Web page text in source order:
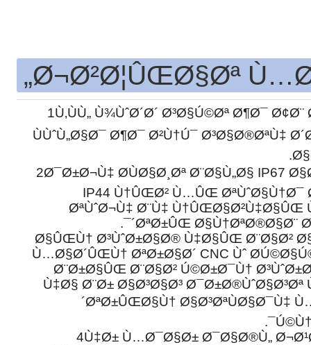
Ø¬Ø²Ø¦ÛŒØ§Øª
1Ù‚ÙÙ„ Ù¾ÙˆØ´Ø´ Ø³Ø§Ú©Øª Ø¶Ø¯ Ø¢Ø¨
ÙÙˆÙ„Ø§Ø¯ Ø¶Ø¯ Ø²Ù†Ú¯ Ø³Ø§Ø®ØªÙ‡
2Ø¯Ø±Ø¬Ù‡ Ø­ÙØ§Ø¸Øª Ø¨Ø§Ù„Ø§ IP67
IP44 Ù†ÛŒØ² Ù…ÛŒ ØªÙˆØ§Ù†Ø¯
ØªÙˆØ¬Ù‡ Ø¨Ù‡
´ØªØ±ÛŒ Ø§Ù†ØªØ®Ø§Ø¨
3.Ø§ÛŒÙ† Ø³ÙˆØ±Ø§Ø® Ù‡Ø§ÛŒ Ø¨Ø§Ø²
Ù…Ø§Ø´ÛŒÙ† ØªØ±Ø§Ø´ CNC Ùˆ
Ø¨Ø±Ø§ÛŒ Ø¨Ø§Ø² Ú©Ø±Ø¯Ù†
Ù‡Ø§ Ø¨Ø± Ø§Ø³Ø§Ø³
´ØªØ±ÛŒØ§Ù† Ø§Ø³ØªÙØ§Ø¯Ù‡
4Ù‡Ø± Ù…Ø¯Ø§Ø± Ø¯Ø§Ø®Ù„